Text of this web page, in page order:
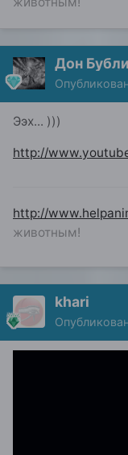
Дон
Ээх... )))
http://
http://
животным!
khari